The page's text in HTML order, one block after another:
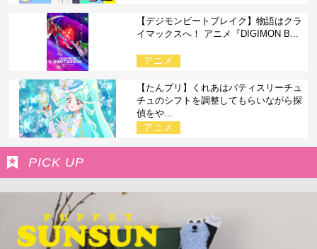
【デジモンビートブレイク】物語はクラ
イマックスへ！ アニメ『DIGIMON B...
アニメ
【たんプリ】くれあはパティスリーチュ
チュのシフトを調整してもらいながら探
偵をや...
アニメ
PICK UP